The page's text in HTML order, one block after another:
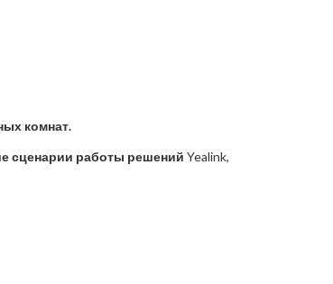
комнат.
сценарии работы решений Yealink,